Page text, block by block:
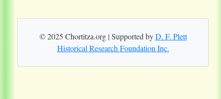
© 2025 Chortitza.org | Supported byD. F. Plett
Historical Research Foundation Inc.